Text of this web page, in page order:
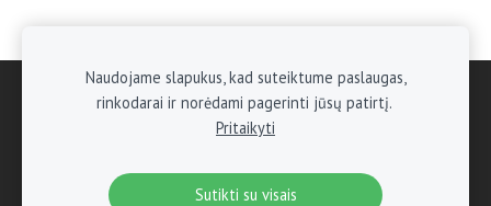
Slapukai
2019-2026
Naudojame slapukus, kad suteiktume paslaugas,
rinkodarai ir norėdami pagerinti jūsų patirtį.
Pritaikyti
Sutikti su visais